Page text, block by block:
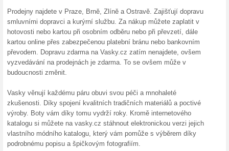
Rádi byste obdarovali své
dárek? Právě pro tyto
poukazy. Udělejte radost
Doprava zdarma na